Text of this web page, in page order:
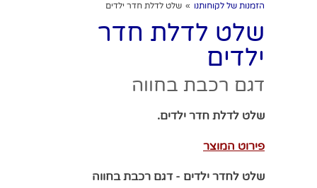
הזמנות של לקוחותנו » שלט לדלת חדר ילדים
שלט לדלת חדר
ילדים
דגם רכבת בחווה
שלט לדלת חדר ילדים.
פירוט המוצר
שלט לחדר ילדים - דגם רכבת בחווה